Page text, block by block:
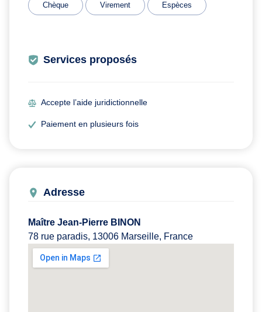
Chèque Virement Espèces
Services proposés
Accepte l’aide juridictionnelle
Paiement en plusieurs fois
Adresse
Maître Jean-Pierre BINON
78 rue paradis, 13006 Marseille, France